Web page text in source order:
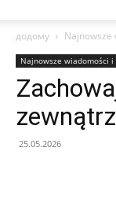
додому Najnowsze
Najnowsze wiadomości i
25.05.2026